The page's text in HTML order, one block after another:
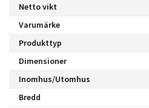
Netto vikt
Varumärke
Produkttyp
Dimensioner
Inomhus/Utomhus
Bredd